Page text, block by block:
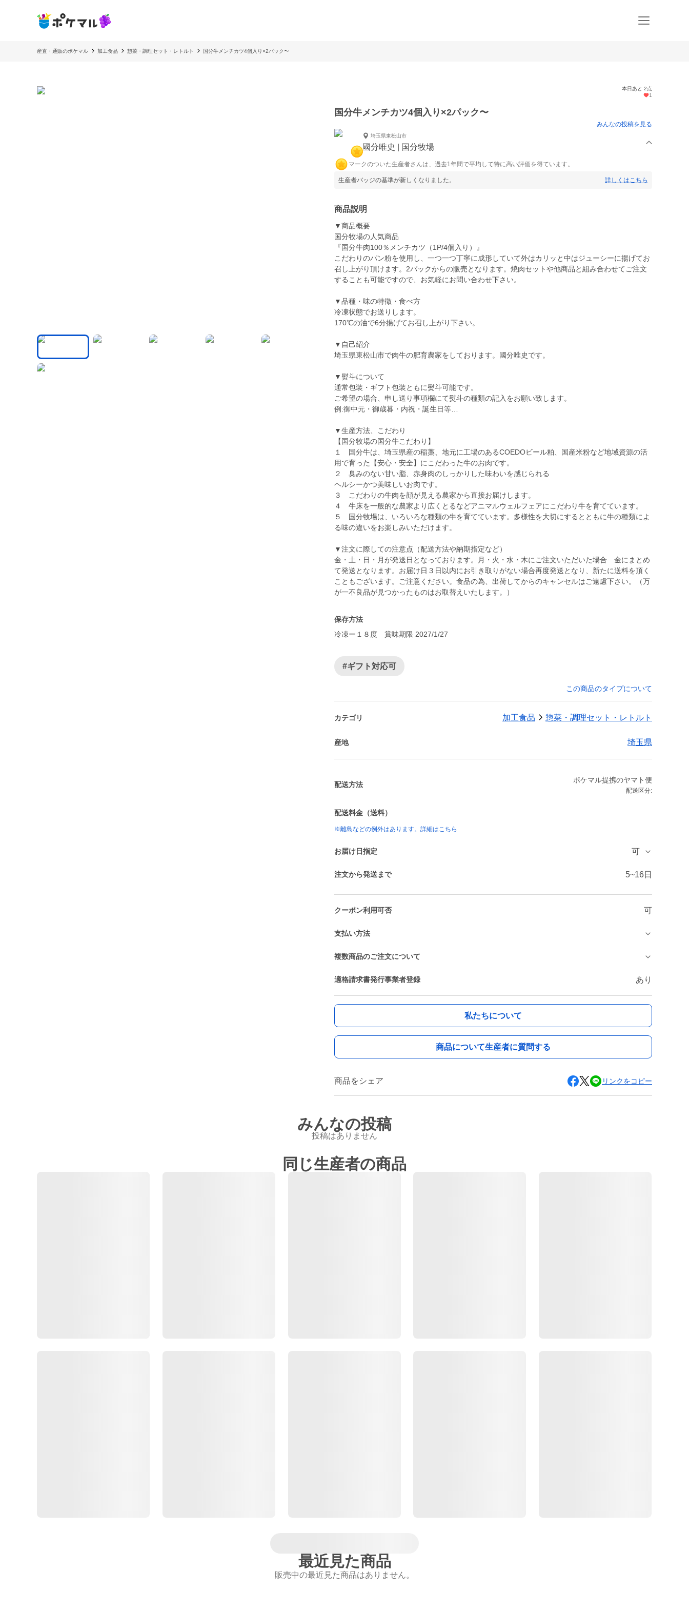
産直・通販のポケマル 加工食品 惣菜・調理セット・レトルト 国分牛メンチカツ4個入り×2パック〜
本日あと 2点
1
国分牛メンチカツ4個入り×2パック〜
みんなの投稿を見る
埼玉県東松山市
國分唯史 | 国分牧場
マークのついた生産者さんは、過去1年間で平均して特に高い評価を得ています。
生産者バッジの基準が新しくなりました。 詳しくはこちら
商品説明
▼商品概要
国分牧場の人気商品
『国分牛肉100％メンチカツ（1P/4個入り）』
こだわりのパン粉を使用し、一つ一つ丁寧に成形していて外はカリッと中はジューシーに揚げてお
召し上がり頂けます。2パックからの販売となります。焼肉セットや他商品と組み合わせてご注文
することも可能ですので、お気軽にお問い合わせ下さい。
▼品種・味の特徴・食べ方
冷凍状態でお送りします。
170℃の油で6分揚げてお召し上がり下さい。
▼自己紹介
埼玉県東松山市で肉牛の肥育農家をしております。國分唯史です。
▼熨斗について
通常包装・ギフト包装ともに熨斗可能です。
ご希望の場合、申し送り事項欄にて熨斗の種類の記入をお願い致します。
例:御中元・御歳暮・内祝・誕生日等…
▼生産方法、こだわり
【国分牧場の国分牛こだわり】
１ 国分牛は、埼玉県産の稲藁、地元に工場のあるCOEDOビール粕、国産米粉など地域資源の活
用で育った【安心・安全】にこだわった牛のお肉です。
２ 臭みのない甘い脂、赤身肉のしっかりした味わいを感じられる
ヘルシーかつ美味しいお肉です。
３ こだわりの牛肉を顔が見える農家から直接お届けします。
４ 牛床を一般的な農家より広くとるなどアニマルウェルフェアにこだわり牛を育てています。
５ 国分牧場は、いろいろな種類の牛を育てています。多様性を大切にするとともに牛の種類によ
る味の違いをお楽しみいただけます。
▼注文に際しての注意点（配送方法や納期指定など）
金・土・日・月が発送日となっております。月・火・水・木にご注文いただいた場合 金にまとめ
て発送となります。お届け日３日以内にお引き取りがない場合再度発送となり、新たに送料を頂く
こともございます。ご注意ください。食品の為、出荷してからのキャンセルはご遠慮下さい。（万
が一不良品が見つかったものはお取替えいたします。）
保存方法
冷凍ー１８度 賞味期限 2027/1/27
#ギフト対応可
この商品のタイプについて
カテゴリ 加工食品 惣菜・調理セット・レトルト
産地 埼玉県
配送方法
ポケマル提携のヤマト便
配送区分:
配送料金（送料）
※離島などの例外はあります。詳細はこちら
お届け日指定 可
注文から発送まで 5~16日
クーポン利用可否 可
支払い方法
複数商品のご注文について
適格請求書発行事業者登録 あり
私たちについて
商品について生産者に質問する
商品をシェア リンクをコピー
みんなの投稿
投稿はありません
同じ生産者の商品
最近見た商品
販売中の最近見た商品はありません。